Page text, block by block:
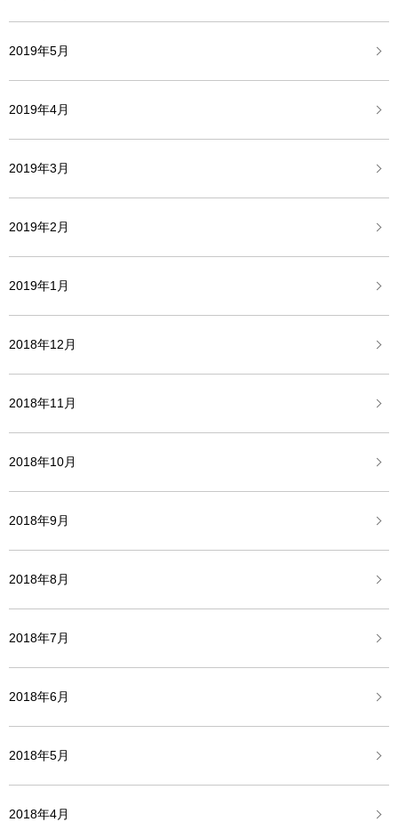
2019年5月
2019年4月
2019年3月
2019年2月
2019年1月
2018年12月
2018年11月
2018年10月
2018年9月
2018年8月
2018年7月
2018年6月
2018年5月
2018年4月